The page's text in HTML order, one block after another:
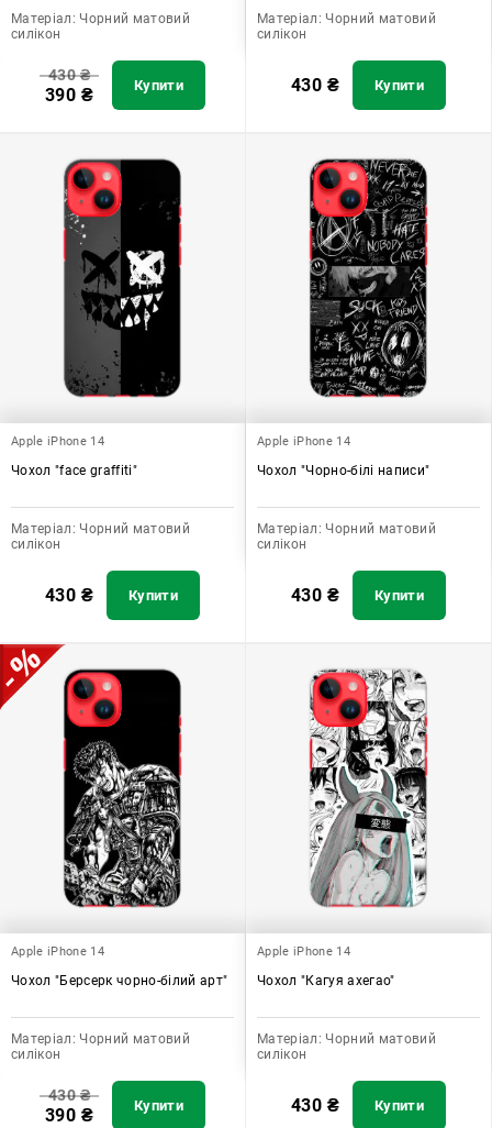
Матеріал: Чорний матовий
силікон
430₴
390 ₴ Купити
Матеріал: Чорний матовий
силікон
430 ₴ Купити
Apple iPhone 14
Чохол "face graffiti"
Матеріал: Чорний матовий
силікон
430 ₴ Купити
Apple iPhone 14
Чохол "Чорно-білі написи"
Матеріал: Чорний матовий
силікон
430 ₴ Купити
Apple iPhone 14
Чохол "Берсерк чорно-білий арт"
Матеріал: Чорний матовий
силікон
430₴
390 ₴ Купити
Apple iPhone 14
Чохол "Кагуя ахегао"
Матеріал: Чорний матовий
силікон
430 ₴ Купити